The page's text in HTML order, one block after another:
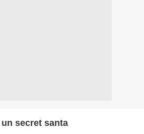
secret santa